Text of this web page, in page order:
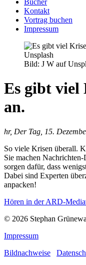
Bücher
Kontakt
Vortrag buchen
Impressum
Bild: J W auf
Es gibt viel
an.
hr, Der Tag, 15.
So viele Krisen überall.
Sie machen
sorgen dafür, dass
Dabei sind Experten
anpacken!
Hören in der ARD-
© 2026 Stephan
Impressum
Bildnachweise